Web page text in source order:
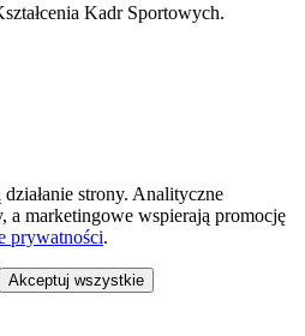
Kadr Sportowych.
strony. Analityczne
a marketingowe wspierają promocję
prywatności.
Akceptuj wszystkie